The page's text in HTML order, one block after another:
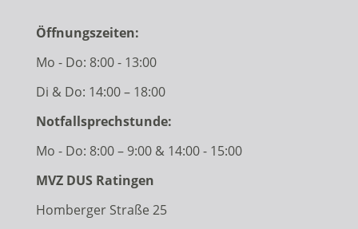
Öffnungszeiten:
Mo - Do: 8:00 - 13:00
Di & Do: 14:00 – 18:00
Notfallsprechstunde:
Mo - Do: 8:00 – 9:00 & 14:00 - 15:00
MVZ DUS Ratingen
Homberger Straße 25